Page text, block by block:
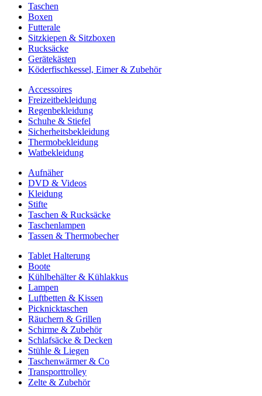
Taschen
Boxen
Futterale
Sitzkiepen & Sitzboxen
Rucksäcke
Gerätekästen
Köderfischkessel, Eimer & Zubehör
Accessoires
Freizeitbekleidung
Regenbekleidung
Schuhe & Stiefel
Sicherheitsbekleidung
Thermobekleidung
Watbekleidung
Aufnäher
DVD & Videos
Kleidung
Stifte
Taschen & Rucksäcke
Taschenlampen
Tassen & Thermobecher
Tablet Halterung
Boote
Kühlbehälter & Kühlakkus
Lampen
Luftbetten & Kissen
Picknicktaschen
Räuchern & Grillen
Schirme & Zubehör
Schlafsäcke & Decken
Stühle & Liegen
Taschenwärmer & Co
Transporttrolley
Zelte & Zubehör